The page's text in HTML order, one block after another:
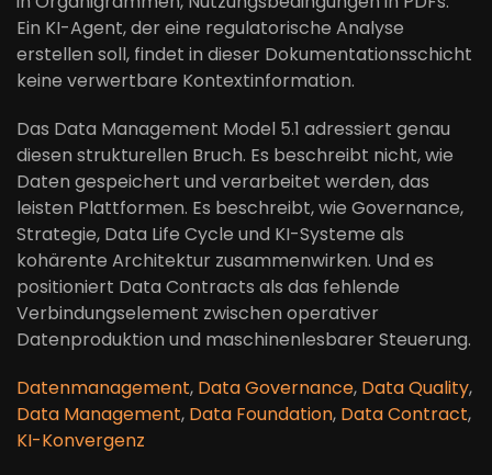
Ein KI-Agent, der eine regulatorische Analyse
erstellen soll, findet in dieser Dokumentationsschicht
keine verwertbare Kontextinformation.
Das Data Management Model 5.1 adressiert genau
diesen strukturellen Bruch. Es beschreibt nicht, wie
Daten gespeichert und verarbeitet werden, das
leisten Plattformen. Es beschreibt, wie Governance,
Strategie, Data Life Cycle und KI-Systeme als
kohärente Architektur zusammenwirken. Und es
positioniert Data Contracts als das fehlende
Verbindungselement zwischen operativer
Datenproduktion und maschinenlesbarer Steuerung.
Datenmanagement, Data Governance, Data Quality,
Data Management, Data Foundation, Data Contract,
KI-Konvergenz